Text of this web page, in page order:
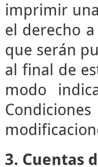
imprimir
el derecho
que serán
al final de
modo
3. Cuentas